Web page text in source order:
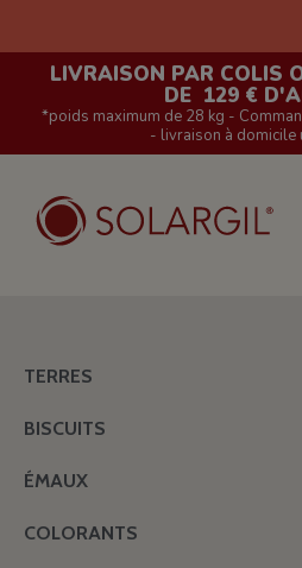
LIVRAISON PAR COLIS
DE 129 €
*poids maximum de 28 kg -
- livraison à domicile
TERRES
BISCUITS
ÉMAUX
COLORANTS